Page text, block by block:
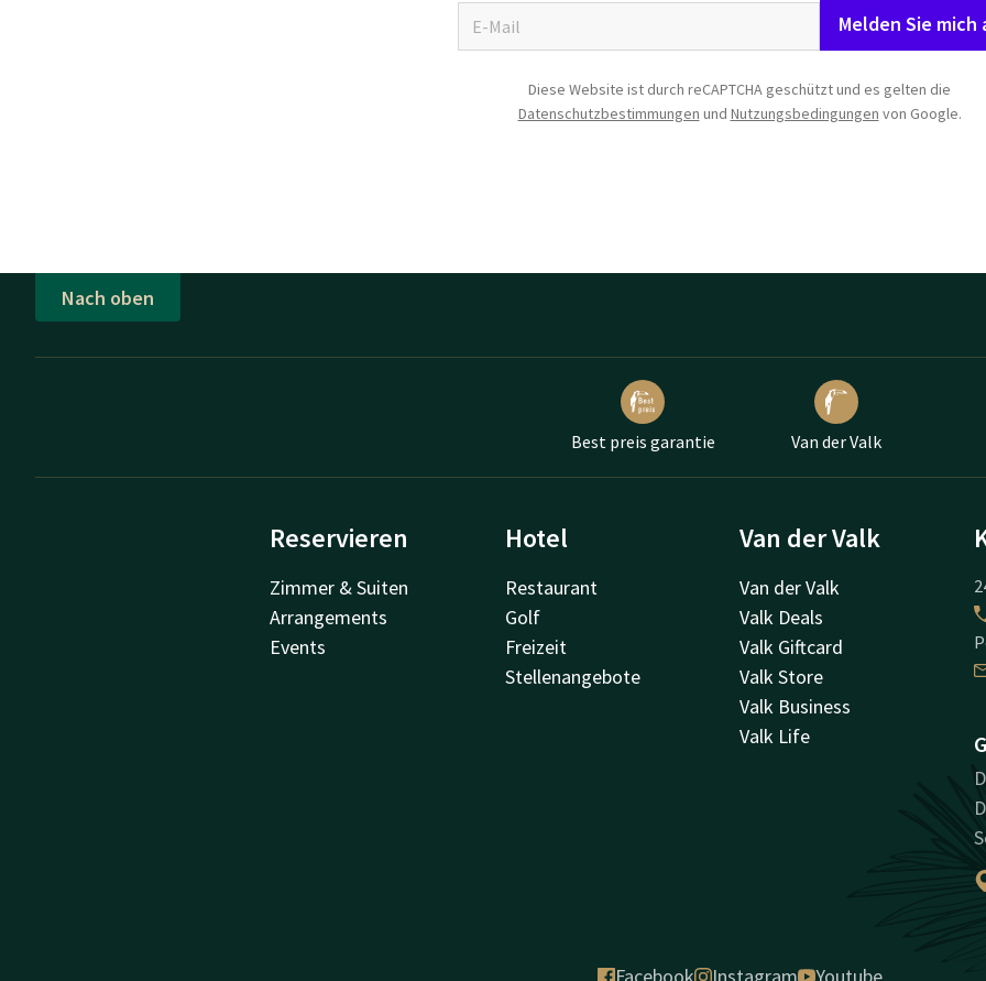
Melden Sie mich
Diese Website ist durch reCAPTCHA geschützt und es gelten die
Datenschutzbestimmungen und Nutzungsbedingungen von Google.
Nach oben
Best preis garantie Van der Valk
Reservieren
Zimmer & Suiten
Arrangements
Events
Hotel
Restaurant
Golf
Freizeit
Stellenangebote
Van der Valk
Van der Valk
Valk Deals
Valk Giftcard
Valk Store
Valk Business
Valk Life